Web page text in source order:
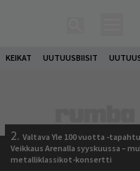
KEIKAT UUTUUSBIISIT
2. Valtava Yle 100 vuotta -
Veikkaus Arenalla syyskuussa –
metalliklassikot-konsertti